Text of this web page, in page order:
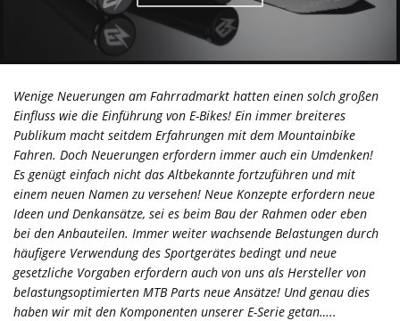
Wenige Neuerungen am Fahrradmarkt hatten einen solch großen
Einfluss wie die Einführung von E-Bikes! Ein immer breiteres
Publikum macht seitdem Erfahrungen mit dem Mountainbike
Fahren. Doch Neuerungen erfordern immer auch ein Umdenken!
Es genügt einfach nicht das Altbekannte fortzuführen und mit
einem neuen Namen zu versehen! Neue Konzepte erfordern neue
Ideen und Denkansätze, sei es beim Bau der Rahmen oder eben
bei den Anbauteilen. Immer weiter wachsende Belastungen durch
häufigere Verwendung des Sportgerätes bedingt und neue
gesetzliche Vorgaben erfordern auch von uns als Hersteller von
belastungsoptimierten MTB Parts neue Ansätze! Und genau dies
haben wir mit den Komponenten unserer E-Serie getan…..